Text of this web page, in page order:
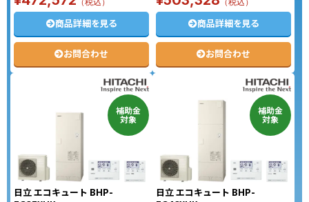
商品詳細を見る
お問合わせ
商品詳細を見る
お問合わせ
補助金
対象
日立 エコキュート BHP-
補助金
対象
日立 エコキュート BHP-